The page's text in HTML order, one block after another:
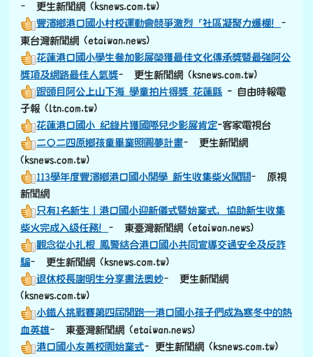
– 更生新聞網 (ksnews.com.tw)
豐濱鄉港口國小村校運動會競爭激烈「社區凝聚力爆棚！ –
東台灣新聞網 (etaiwan.news)
花蓮港口國小學生參加影展榮獲最佳文化傳承獎暨最強阿公
獎項及網路最佳人氣獎– 更生新聞網 (ksnews.com.tw)
跟頭目阿公上山下海 學童拍片得獎 花蓮縣 - 自由時報電
子報 (ltn.com.tw)
花蓮港口國小 紀錄片獲國際兒少影展肯定-客家電視台
二〇二四原鄉孩童畢業照圓夢計畫– 更生新聞網
(ksnews.com.tw)
113學年度豐濱鄉港口國小開學 新生收集柴火闖關– 原視
新聞網
只有1名新生｜港口國小迎新儀式暨始業式，協助新生收集
柴火完成入級任務！ – 東臺灣新聞網 (etaiwan.news)
觀念從小扎根 鳳警結合港口國小共同宣導交通安全及反詐
騙– 更生新聞網 (ksnews.com.tw)
退休校長謝明生分享書法奧妙– 更生新聞網
(ksnews.com.tw)
小鐵人挑戰賽第四屆開跑—港口國小孩子們成為寒冬中的熱
血英雄– 東臺灣新聞網 (etaiwan.news)
港口國小友善校園始業式–更生新聞網 (ksnews.com.tw)